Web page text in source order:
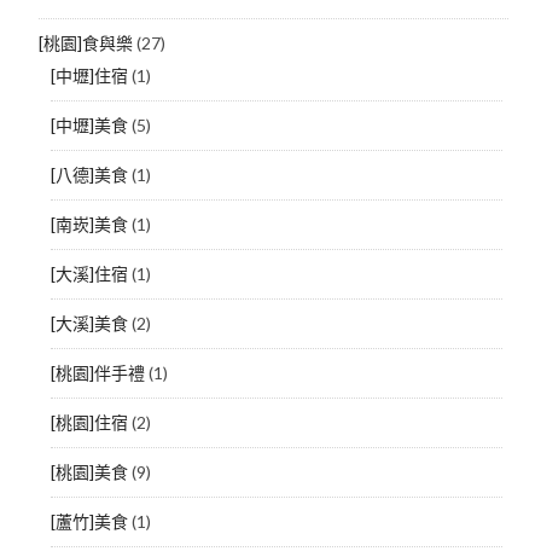
[桃園]食與樂(27)
[中壢]住宿 (1)
[中壢]美食(5)
[八德]美食(1)
[南崁]美食(1)
[大溪]住宿 (1)
[大溪]美食(2)
[桃園]伴手禮(1)
[桃園]住宿 (2)
[桃園]美食(9)
[蘆竹]美食(1)